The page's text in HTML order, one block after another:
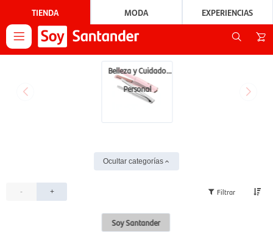
TIENDA MODA EXPERIENCIAS

Belleza y Cuidado
Personal
Ocultar categorías
- +
Soy Santander